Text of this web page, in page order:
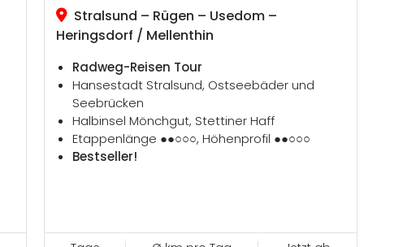
Stralsund – Rügen – Usedom –
Heringsdorf / Mellenthin
Radweg-Reisen Tour
Hansestadt Stralsund, Ostseebäder und
Seebrücken
Halbinsel Mönchgut, Stettiner Haff
Etappenlänge ●●○○○, Höhenprofil ●●○○○
Bestseller!